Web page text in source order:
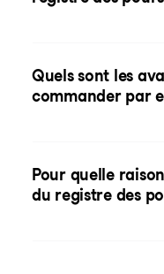
Quels sont les
commander par
Pour quelle
du registre des